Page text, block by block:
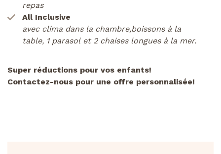
repas
All Inclusive
avec clima dans la chambre,boissons à la
table, 1 parasol et 2 chaises longues à la mer.
Super réductions pour vos enfants!
Contactez-nous pour une offre personnalisée!